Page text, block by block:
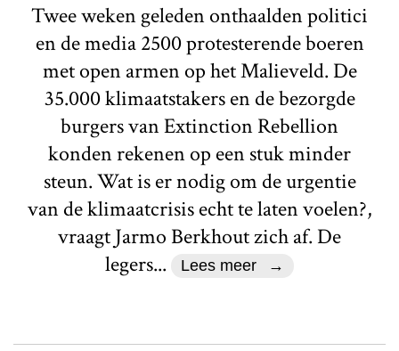
Twee weken geleden onthaalden politici
en de media 2500 protesterende boeren
met open armen op het Malieveld. De
35.000 klimaatstakers en de bezorgde
burgers van Extinction Rebellion
konden rekenen op een stuk minder
steun. Wat is er nodig om de urgentie
van de klimaatcrisis echt te laten voelen?,
vraagt Jarmo Berkhout zich af. De
legers...
Lees meer